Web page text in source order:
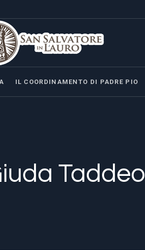
IL COORDINAMENTO DI PADRE PIO
Taddeo